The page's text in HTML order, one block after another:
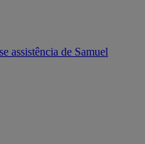
assistência de Samuel